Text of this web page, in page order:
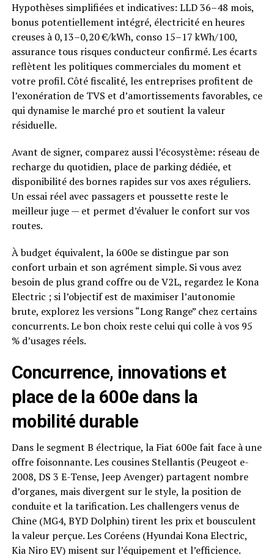
Hypothèses simplifiées et indicatives: LLD 36–48 mois,
bonus potentiellement intégré, électricité en heures
creuses à 0,13–0,20 €/kWh, conso 15–17 kWh/100,
assurance tous risques conducteur confirmé. Les écarts
reflètent les politiques commerciales du moment et
votre profil. Côté fiscalité, les entreprises profitent de
l’exonération de TVS et d’amortissements favorables, ce
qui dynamise le marché pro et soutient la valeur
résiduelle.
Avant de signer, comparez aussi l’écosystème: réseau de
recharge du quotidien, place de parking dédiée, et
disponibilité des bornes rapides sur vos axes réguliers.
Un essai réel avec passagers et poussette reste le
meilleur juge — et permet d’évaluer le confort sur vos
routes.
À budget équivalent, la 600e se distingue par son
confort urbain et son agrément simple. Si vous avez
besoin de plus grand coffre ou de V2L, regardez le Kona
Electric ; si l’objectif est de maximiser l’autonomie
brute, explorez les versions “Long Range” chez certains
concurrents. Le bon choix reste celui qui colle à vos 95
% d’usages réels.
Concurrence, innovations et
place de la 600e dans la
mobilité durable
Dans le segment B électrique, la Fiat 600e fait face à une
offre foisonnante. Les cousines Stellantis (Peugeot e-
2008, DS 3 E-Tense, Jeep Avenger) partagent nombre
d’organes, mais divergent sur le style, la position de
conduite et la tarification. Les challengers venus de
Chine (MG4, BYD Dolphin) tirent les prix et bousculent
la valeur perçue. Les Coréens (Hyundai Kona Electric,
Kia Niro EV) misent sur l’équipement et l’efficience.